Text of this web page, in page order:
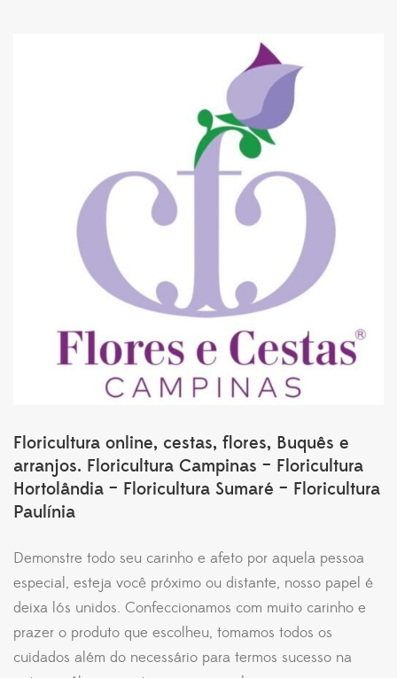
Floricultura online, cestas, flores, Buquês e
arranjos. Floricultura Campinas – Floricultura
Hortolândia – Floricultura Sumaré – Floricultura
Paulínia
Demonstre todo seu carinho e afeto por aquela pessoa
especial, esteja você próximo ou distante, nosso papel é
deixa lós unidos. Confeccionamos com muito carinho e
prazer o produto que escolheu, tomamos todos os
cuidados além do necessário para termos sucesso na